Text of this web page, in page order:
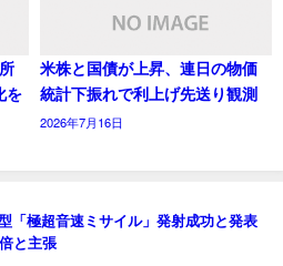
を
米株と国債が上昇、連日の物価
統計下振れで利上げ先送り観測
2026年7月16日
「極超音速ミサイル」発射成功と発表
と主張